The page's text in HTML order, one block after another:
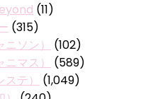
(11)
(315)
ソン）
(102)
マス）
(589)
テ）
(1,049)